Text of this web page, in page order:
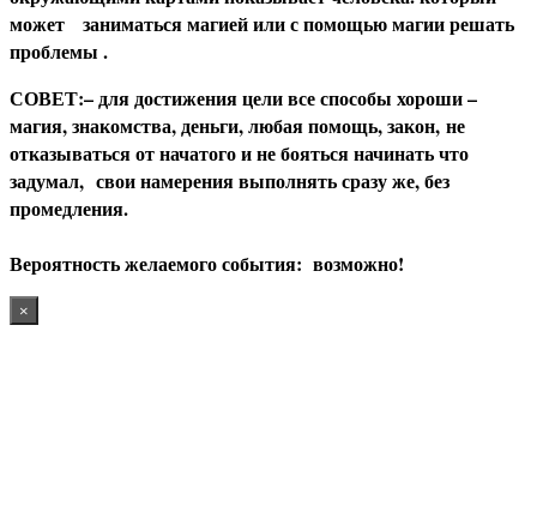
может заниматься магией или с помощью магии решать
проблемы .
СОВЕТ:– для достижения цели все способы хороши –
магия, знакомства, деньги, любая помощь, закон, не
отказываться от начатого и не бояться начинать что
задумал, свои намерения выполнять сразу же, без
промедления.
Вероятность желаемого события: возможно!
×